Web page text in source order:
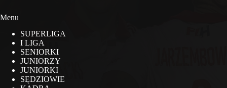
Menu
SUPERLIGA
I LIGA
SENIORKI
JUNIORZY
JUNIORKI
SĘDZIOWIE